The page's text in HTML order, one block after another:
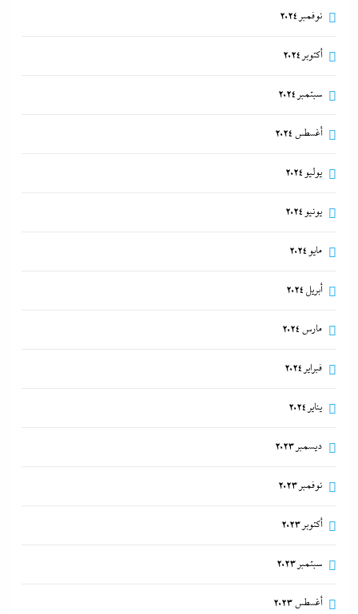
نوفمبر 2024
أكتوبر 2024
سبتمبر 2024
أغسطس 2024
يوليو 2024
يونيو 2024
مايو 2024
أبريل 2024
مارس 2024
فبراير 2024
يناير 2024
ديسمبر 2023
نوفمبر 2023
أكتوبر 2023
سبتمبر 2023
أغسطس 2023